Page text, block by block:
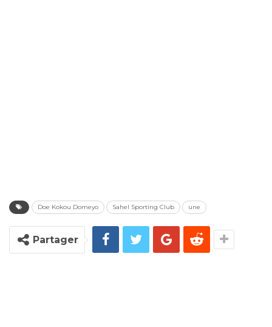
Doe Kokou Domeyo Sahel Sporting Club une
Partager